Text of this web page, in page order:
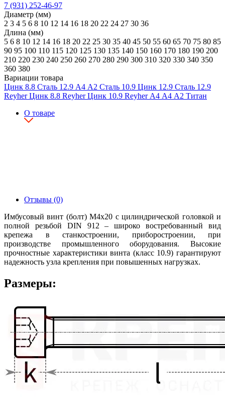
7 (931) 252-46-97
Диаметр (мм)
2 3 4 5 6 8 10 12 14 16 18 20 22 24 27 30 36
Длина (мм)
5 6 8 10 12 14 16 18 20 22 25 30 35 40 45 50 55 60 65 70 75 80 85
90 95 100 110 115 120 125 130 135 140 150 160 170 180 190 200
210 220 230 240 250 260 270 280 290 300 310 320 330 340 350
360 380
Вариации товара
Цинк 8.8 Сталь 12.9 А4 А2 Сталь 10.9 Цинк 12.9 Сталь 12.9
Reyher Цинк 8.8 Reyher Цинк 10.9 Reyher А4 А4 А2 Титан
О товаре
Отзывы (0)
Имбусовый винт (болт) М4х20 с цилиндрической головкой и
полной резьбой DIN 912 – широко востребованный вид
крепежа в станкостроении, приборостроении, при
производстве промышленного оборудования. Высокие
прочностные характеристики винта (класс 10.9) гарантируют
надежность узла крепления при повышенных нагрузках.
Размеры: